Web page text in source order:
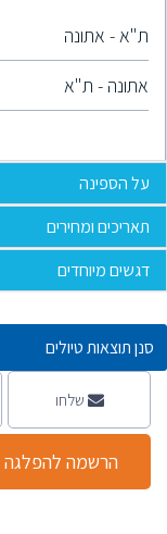
ת"א - אתונה
אתונה - ת"א
על הספינה
תאריכים ומחירים
דגשים מיוחדים
סנן תוצאות טיולים
שלחו
הרשמה להפלגה